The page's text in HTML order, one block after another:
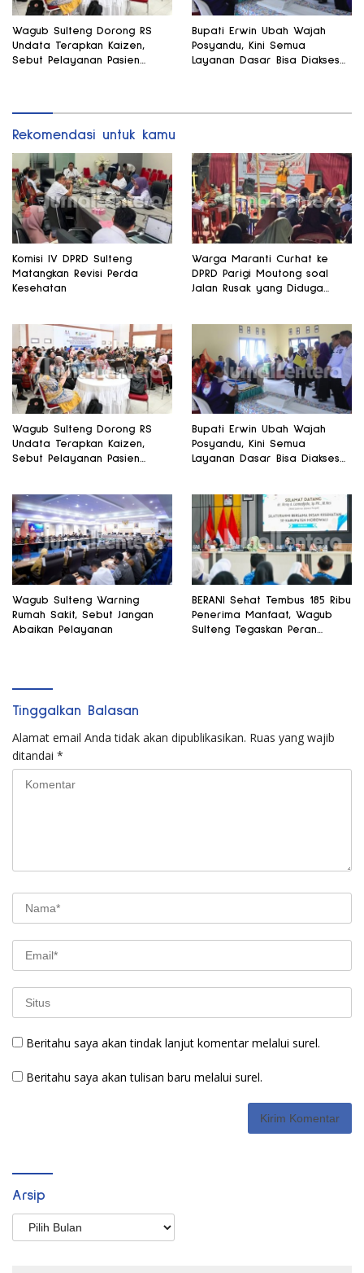
Wagub Sulteng Dorong RS
Undata Terapkan Kaizen,
Sebut Pelayanan Pasien
Bupati Erwin Ubah Wajah
Posyandu, Kini Semua
Layanan Dasar Bisa Diakses
Rekomendasi untuk kamu
Komisi IV DPRD Sulteng
Matangkan Revisi Perda
Kesehatan
Warga Maranti Curhat ke
DPRD Parigi Moutong soal
Jalan Rusak yang Diduga
Wagub Sulteng Dorong RS
Undata Terapkan Kaizen,
Sebut Pelayanan Pasien
Bupati Erwin Ubah Wajah
Posyandu, Kini Semua
Layanan Dasar Bisa Diakses
Wagub Sulteng Warning
Rumah Sakit, Sebut Jangan
Abaikan Pelayanan
BERANI Sehat Tembus 185 Ribu
Penerima Manfaat, Wagub
Sulteng Tegaskan Peran
Tinggalkan Balasan
Alamat email Anda tidak akan dipublikasikan. Ruas yang wajib
ditandai *
Beritahu saya akan tindak lanjut komentar melalui surel.
Beritahu saya akan tulisan baru melalui surel.
Arsip
Arsip